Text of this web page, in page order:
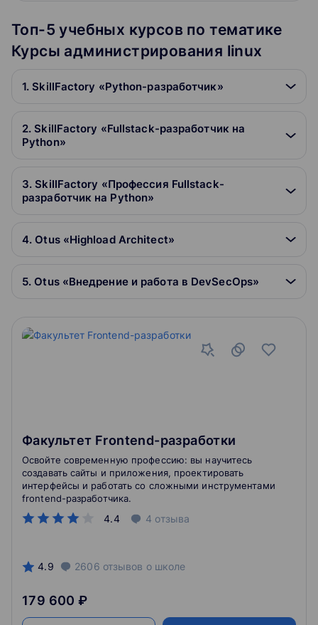
Топ-5 учебных курсов по тематике
Курсы администрирования linux
1. SkillFactory «Python-разработчик»
2. SkillFactory «Fullstack-разработчик на
Python»
3. SkillFactory «Профессия Fullstack-
разработчик на Python»
4. Otus «Highload Architect»
5. Otus «Внедрение и работа в DevSecOps»
Факультет Frontend-разработки
4.4 4 отзыва
Освойте современную профессию: вы научитесь
создавать сайты и приложения, проектировать
интерфейсы и работать со сложными инструментами
frontend-разработчика.
4.9 2606 отзывов о школе
179 600 ₽